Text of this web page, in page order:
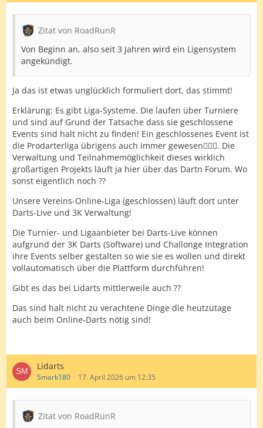
Zitat von RoadRunR
Von Beginn an, also seit 3 Jahren wird ein Ligensystem
angekündigt.
Ja das ist etwas unglücklich formuliert dort, das stimmt!
Erklärung: Es gibt Liga-Systeme. Die laufen über Turniere
und sind auf Grund der Tatsache dass sie geschlossene
Events sind halt nicht zu finden! Ein geschlossenes Event ist
die Prodarterliga übrigens auch immer gewesen🤷🏻‍♂️. Die
Verwaltung und Teilnahmemöglichkeit dieses wirklich
großartigen Projekts läuft ja hier über das Dartn Forum. Wo
sonst eigentlich noch ??
Unsere Vereins-Online-Liga (geschlossen) läuft dort unter
Darts-Live und 3K Verwaltung!
Die Turnier- und Ligaanbieter bei Darts-Live können
aufgrund der 3K Darts (Software) und Challonge Integration
ihre Events selber gestalten so wie sie es wollen und direkt
vollautomatisch über die Plattform durchführen!
Gibt es das bei Lidarts mittlerweile auch ??
Das sind halt nicht zu verachtene Dinge die heutzutage
auch beim Online-Darts nötig sind!
Lidarts
Smark180 17. April 2026 um 12:35
Zitat von RoadRunR